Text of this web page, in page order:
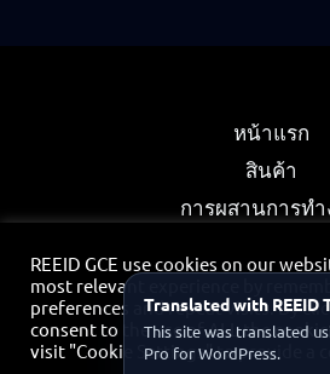
หน้าแรก
สินค้า
การผสานการท
นโยบายความเป็น
ติดต่อ
พอร์ทัลพันธมิตร
REEID GCE use cookies on our
most relevant experience by
preferences and repeat visits. By
consent to the use of ALL the
visit "Cookie Settings" to provide a
Translated with REEID
This site was translated
Pro for WordPress.